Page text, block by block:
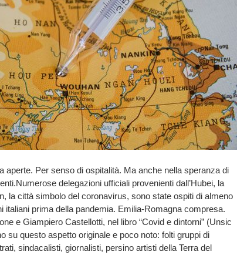
aperte. Per senso di ospitalità. Ma anche nella speranza di
delegazioni ufficiali provenienti dall’Hubei, la
la città simbolo del coronavirus, sono state ospiti di almeno
italiani prima della pandemia. Emilia-Romagna compresa.
e Giampiero Castellotti, nel libro “Covid e dintorni” (Unsic
su questo aspetto originale e poco noto: folti gruppi di
sindacalisti, giornalisti, persino artisti della Terra del